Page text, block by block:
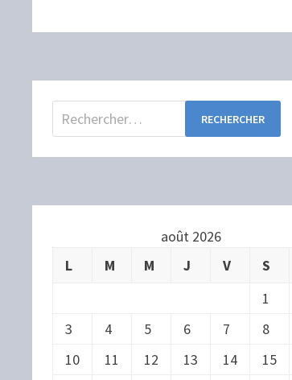
Rechercher :
août 2026
L
M M J V S
1
3
4 5 6 7 8
10
11 12 13 14 15